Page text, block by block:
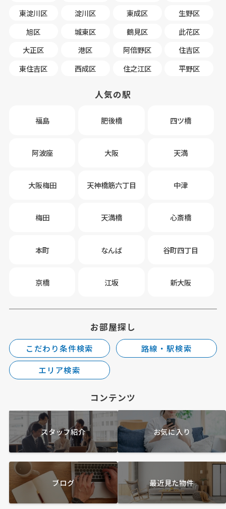
東淀川区
淀川区 東成区
生野区
旭区
城東区 鶴見区
此花区
大正区
港区 阿倍野区
住吉区
東住吉区
西成区 住之江区 平野区
人気の駅
福島 肥後橋 四ツ橋
阿波座 大阪 天満
大阪梅田 天神橋筋六丁目 中津
梅田 天満橋 心斎橋
本町 なんば 谷町四丁目
京橋 江坂 新大阪
お部屋探し
こだわり条件検索
路線・駅検索
エリア検索
コンテンツ
スタッフ紹介 お気に入り
ブログ 最近見た物件